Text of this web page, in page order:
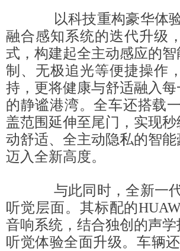
以科技重构豪华体验
融合感知系统的迭代升级
式，构建起全主动感应的
制、无极追光等便捷操作
持，更将健康与舒适融入
的静谧港湾。全车还搭载
盖范围延伸至尾门，实现
动舒适、全主动隐私的智
迈入全新高度。
与此同时，全新一代
听觉层面。其标配的
音响系统，结合独创的声
听觉体验全面升级。车辆